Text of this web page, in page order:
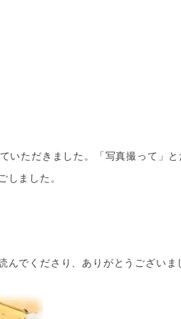
いただきました。「写真撮って」
しました。
でくださり、ありがとうございま